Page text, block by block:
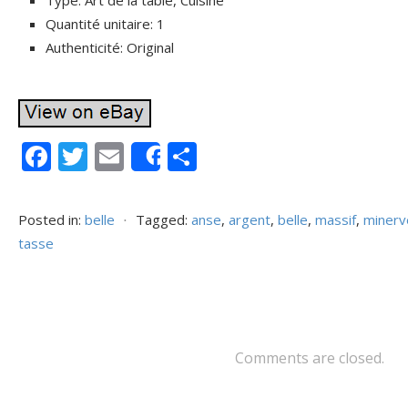
Quantité unitaire: 1
Authenticité: Original
F
e
b
T
itt
E
ai
Share
ta
Posted in: belle ⋅ Tagged: anse, argent, belle, massif,
tasse
Comments are closed.